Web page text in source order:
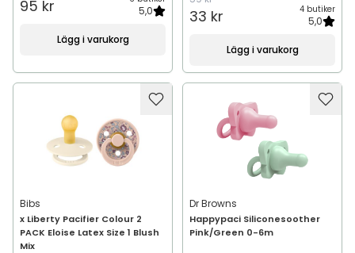
95 kr 5,0
Lägg i varukorg
33 kr 4 butiker
5,0
Lägg i varukorg
Bibs
x Liberty Pacifier Colour 2
PACK Eloise Latex Size 1 Blush
Mix
Dr Browns
Happypaci Siliconesoother
Pink/Green 0-6m